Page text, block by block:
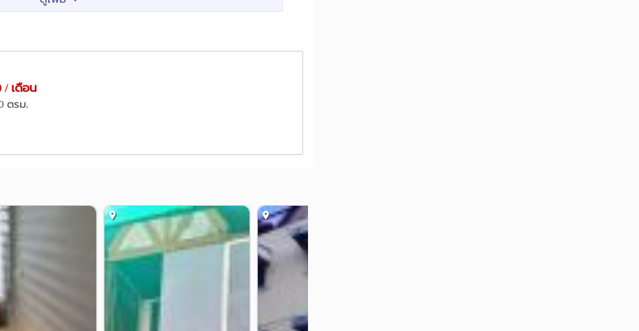
2.1 กม. รพ.สวนปรุง 2.3 กม.
0.4 กม.
งใหม่
/ เดือน
ตรม.